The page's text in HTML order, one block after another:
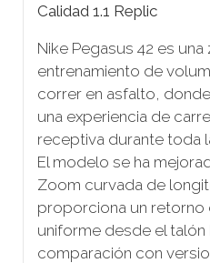
Calidad 1.1 Replic
Nike Pegasus 42 es
entrenamiento de
correr en asfalto,
una experiencia de
receptiva durante toda
El modelo se ha
Zoom curvada de
proporciona un retorno
uniforme desde el talón
comparación con